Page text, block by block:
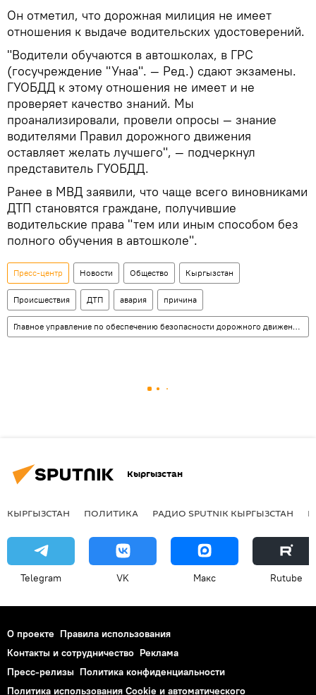
Он отметил, что дорожная милиция не имеет
отношения к выдаче водительских удостоверений.
"Водители обучаются в автошколах, в ГРС
(госучреждение "Унаа". — Ред.) сдают экзамены.
ГУОБДД к этому отношения не имеет и не
проверяет качество знаний. Мы
проанализировали, провели опросы — знание
водителями Правил дорожного движения
оставляет желать лучшего", — подчеркнул
представитель ГУОБДД.
Ранее в МВД заявили, что чаще всего виновниками
ДТП становятся граждане, получившие
водительские права "тем или иным способом без
полного обучения в автошколе".
Пресс-центр Новости Общество Кыргызстан
Происшествия ДТП авария причина
Главное управление по обеспечению безопасности дорожного движения (ГУОБДД)
Кыргызстан
КЫРГЫЗСТАН ПОЛИТИКА РАДИО SPUTNIK КЫРГЫЗСТАН
Telegram VK Макс Rutube
О проекте Правила использования
Контакты и сотрудничество Реклама
Пресс-релизы Политика конфиденциальности
Политика использования Cookie и автоматического